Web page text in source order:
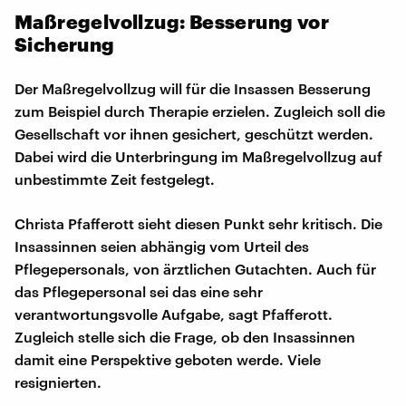
Maßregelvollzug: Besserung vor
Sicherung
Der Maßregelvollzug will für die Insassen Besserung
zum Beispiel durch Therapie erzielen. Zugleich soll die
Gesellschaft vor ihnen gesichert, geschützt werden.
Dabei wird die Unterbringung im Maßregelvollzug auf
unbestimmte Zeit festgelegt.
Christa Pfafferott sieht diesen Punkt sehr kritisch. Die
Insassinnen seien abhängig vom Urteil des
Pflegepersonals, von ärztlichen Gutachten. Auch für
das Pflegepersonal sei das eine sehr
verantwortungsvolle Aufgabe, sagt Pfafferott.
Zugleich stelle sich die Frage, ob den Insassinnen
damit eine Perspektive geboten werde. Viele
resignierten.